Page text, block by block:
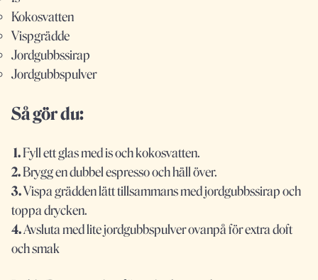
Kokosvatten
Vispgrädde
Jordgubbssirap
Jordgubbspulver
Så gör du:
1.Fyll ett glas med is och kokosvatten.
2.Brygg en dubbel espresso och häll över.
3.Vispa grädden lätt tillsammans med jordgubbssirap och
toppa drycken.
4.Avsluta med lite jordgubbspulver ovanpå för extra doft
och smak